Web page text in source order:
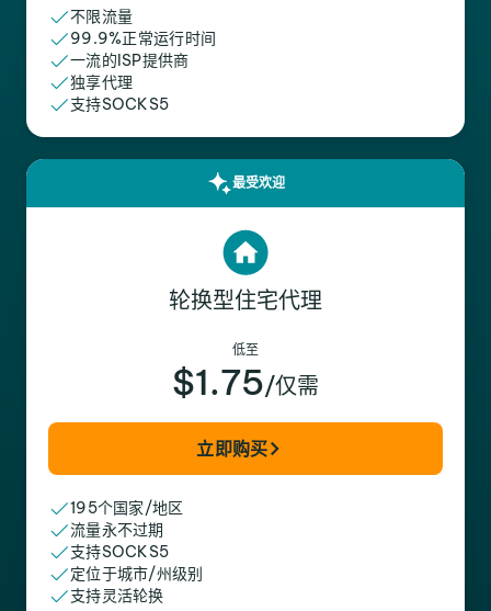
不限流量
99.9%正常运行时间
一流的ISP提供商
独享代理
支持SOCKS5
最受欢迎
轮换型住宅代理
低至
$1.75/仅需
立即购买
195个国家/地区
流量永不过期
支持SOCKS5
定位于城市/州级别
支持灵活轮换